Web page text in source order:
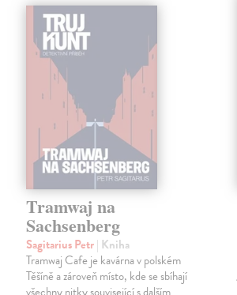
Tramwaj na
Sachsenberg
Sagitarius Petr| Kniha
Tramwaj Cafe je kavárna v polském
Těšíně a zároveň místo, kde se sbíhají